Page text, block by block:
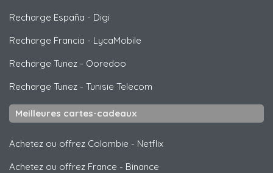
Recharge España - Digi
Recharge Francia - LycaMobile
Recharge Tunez - Ooredoo
Recharge Tunez - Tunisie Telecom
Meilleures cartes-cadeaux
Achetez ou offrez Colombie - Netflix
Achetez ou offrez France - Binance